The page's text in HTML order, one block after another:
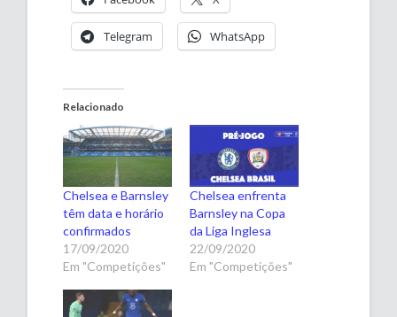
Telegram WhatsApp
Relacionado
Chelsea e Barnsley
têm data e horário
confirmados
17/09/2020
Em "Competições"
Chelsea enfrenta
Barnsley na Copa
da Liga Inglesa
22/09/2020
Em "Competições"